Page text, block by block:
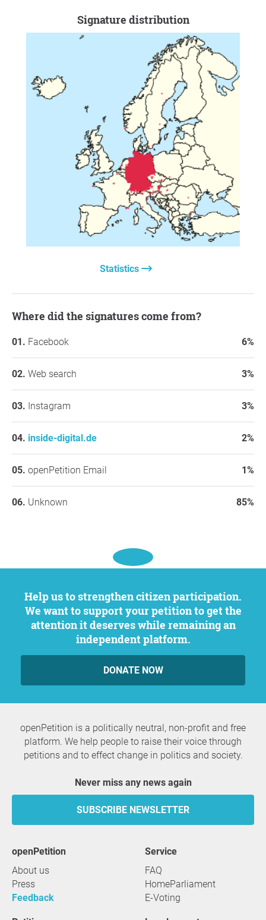
Signature distribution
Statistics
Where did the signatures come from?
Facebook 6%
Web search 3%
Instagram 3%
inside-digital.de 2%
openPetition Email 1%
Unknown 85%
Help us to strengthen citizen participation.
We want to support your petition to get the
attention it deserves while remaining an
independent platform.
DONATE NOW
openPetition is a politically neutral, non-profit and free
platform. We help people to raise their voice through
petitions and to effect change in politics and society.
Never miss any news again
SUBSCRIBE NEWSLETTER
openPetition
About us
Press
Feedback
service
FAQ
HomeParliament
E-Voting